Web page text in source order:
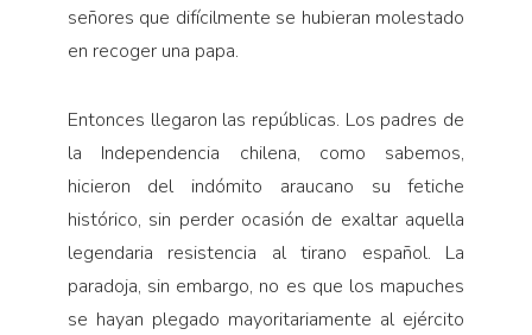
señores que difícilmente se hubieran molestado
en recoger una papa.
Entonces llegaron las repúblicas. Los padres de
la Independencia chilena, como sabemos,
hicieron del indómito araucano su fetiche
histórico, sin perder ocasión de exaltar aquella
legendaria resistencia al tirano español. La
paradoja, sin embargo, no es que los mapuches
se hayan plegado mayoritariamente al ejército